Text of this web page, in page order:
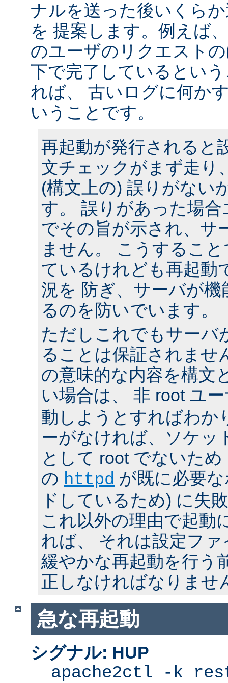
ナルを送った後いくら
を 提案します。例えば
のユーザのリクエスト
下で完了しているとい
れば、 古いログに何か
いうことです。
再起動が発行されると
文チェックがまず走り
(構文上の) 誤りがない
す。 誤りがあった場
でその旨が示され、サ
ません。 こうするこ
ているけれども再起動
況を 防ぎ、サーバが
るのを防いでいます。
ただしこれでもサーバ
ることは保証されませ
の意味的な内容を構文
い場合は、 非 root ユ
動しようとすればわか
ーがなければ、ソケッ
として root でないた
の httpd が既に必要
ドしているため) に失
これ以外の理由で起動
れば、 それは設定フ
緩やかな再起動を行う
正しなければなりませ
急な再起動
シグナル: HUP
apache2ctl -k